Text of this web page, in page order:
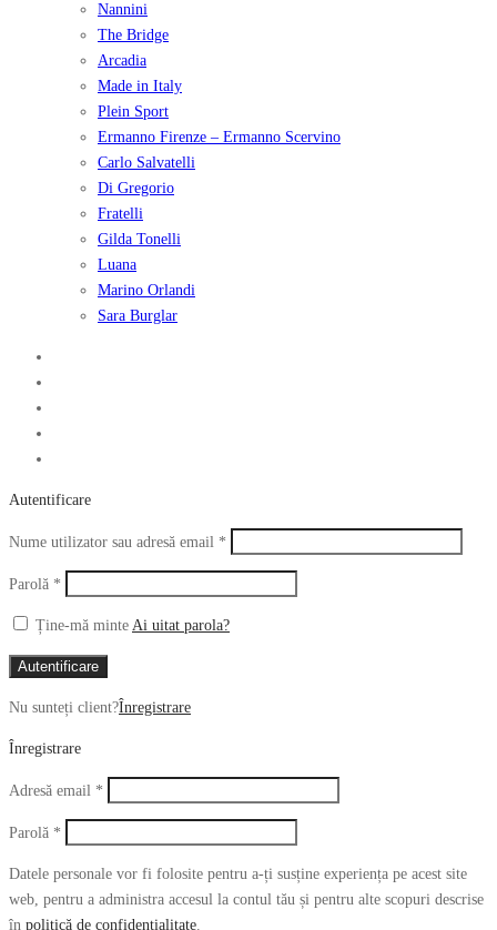
Nannini
The Bridge
Arcadia
Made in Italy
Plein Sport
Ermanno Firenze – Ermanno Scervino
Carlo Salvatelli
Di Gregorio
Fratelli
Gilda Tonelli
Luana
Marino Orlandi
Sara Burglar
Autentificare
Nume utilizator sau adresă email *
Parolă *
Ține-mă minte Ai uitat parola?
Autentificare
Nu sunteți client?Înregistrare
Înregistrare
Adresă email *
Parolă *
Datele personale vor fi folosite pentru a-ți susține experiența pe acest site
web, pentru a administra accesul la contul tău și pentru alte scopuri descrise
în politică de confidențialitate.